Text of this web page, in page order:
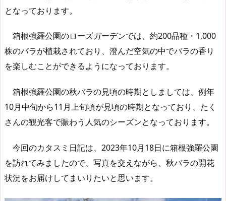
となっております。
箱根強羅公園のローズガーデンでは、約200品種・1,000
株のバラが植栽されており、澄んだ空気の中でバラの香り
を楽しむことができるようになっております。
箱根強羅公園の秋バラの見頃の時期としましては、例年
10月中旬から11月上旬頃が見頃の時期となっており、たく
さんの観光客で賑わう人気のシーズンとなっております。
今回のカタスミ日記は、2023年10月18日に箱根強羅公園
を訪れてみましたので、写真を交えながら、秋バラの開花
状況をお届けしてまいりたいと思います。